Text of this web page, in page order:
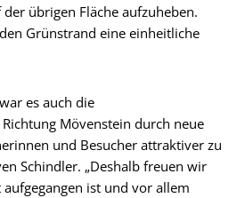
übrigen Fläche aufzuheben.
Grünstrand eine einheitliche
es auch die
Mövenstein durch neue
und Besucher attraktiver zu
Schindler. „Deshalb freuen wir
aufgegangen ist und vor allem